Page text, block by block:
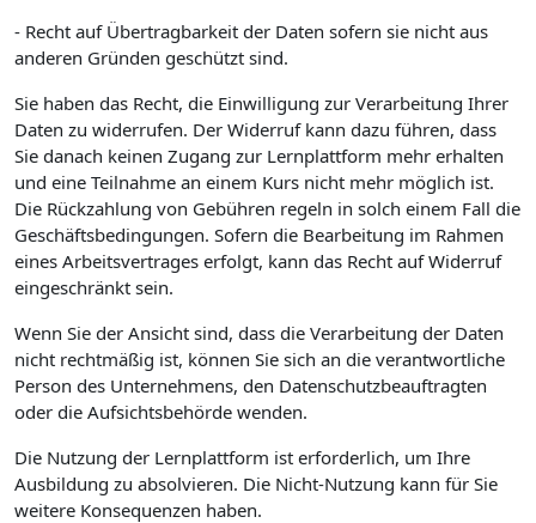
- Recht auf Übertragbarkeit der Daten sofern sie nicht aus
anderen Gründen geschützt sind.
Sie haben das Recht, die Einwilligung zur Verarbeitung Ihrer
Daten zu widerrufen. Der Widerruf kann dazu führen, dass
Sie danach keinen Zugang zur Lernplattform mehr erhalten
und eine Teilnahme an einem Kurs nicht mehr möglich ist.
Die Rückzahlung von Gebühren regeln in solch einem Fall die
Geschäftsbedingungen. Sofern die Bearbeitung im Rahmen
eines Arbeitsvertrages erfolgt, kann das Recht auf Widerruf
eingeschränkt sein.
Wenn Sie der Ansicht sind, dass die Verarbeitung der Daten
nicht rechtmäßig ist, können Sie sich an die verantwortliche
Person des Unternehmens, den Datenschutzbeauftragten
oder die Aufsichtsbehörde wenden.
Die Nutzung der Lernplattform ist erforderlich, um Ihre
Ausbildung zu absolvieren. Die Nicht-Nutzung kann für Sie
weitere Konsequenzen haben.